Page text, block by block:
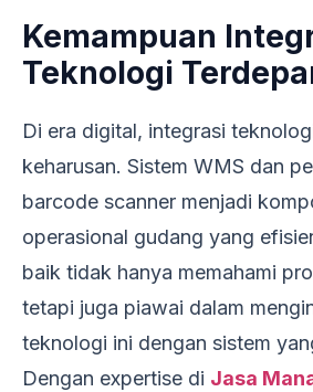
Kemampuan
Teknologi
Di era digital, integrasi
keharusan. Sistem WMS dan
barcode scanner menjadi
operasional gudang yang
baik tidak hanya memahami
tetapi juga piawai dalam
teknologi ini dengan sistem
Dengan expertise di Jasa